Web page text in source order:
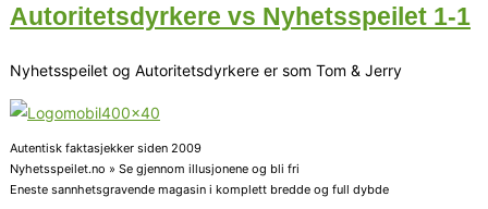
Autoritetsdyrkere vs Nyhetsspeilet 1-1
Nyhetsspeilet og Autoritetsdyrkere er som Tom & Jerry
Autentisk faktasjekker siden 2009
Nyhetsspeilet.no » Se gjennom illusjonene og bli fri
Eneste sannhetsgravende magasin i komplett bredde og full dybde